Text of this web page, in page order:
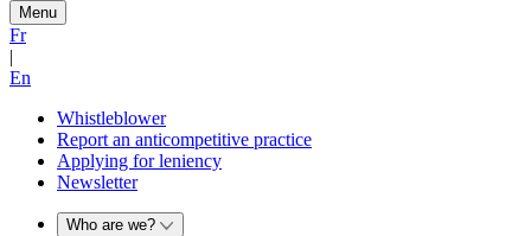
Menu
Fr
|
En
Whistleblower
Report an anticompetitive practice
Applying for leniency
Newsletter
Who are we?